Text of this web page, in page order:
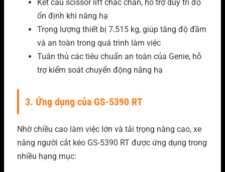
Kết cấu scissor lift chắc chắn, hỗ trợ duy trì độ
ổn định khi nâng hạ
Trọng lượng thiết bị 7.515 kg, giúp tăng độ đầm
và an toàn trong quá trình làm việc
Tuân thủ các tiêu chuẩn an toàn của Genie, hỗ
trợ kiểm soát chuyển động nâng hạ
3. Ứng dụng của GS-5390 RT
Nhờ chiều cao làm việc lớn và tải trọng nâng cao, xe
nâng người cắt kéo GS-5390 RT được ứng dụng trong
nhiều hạng mục: